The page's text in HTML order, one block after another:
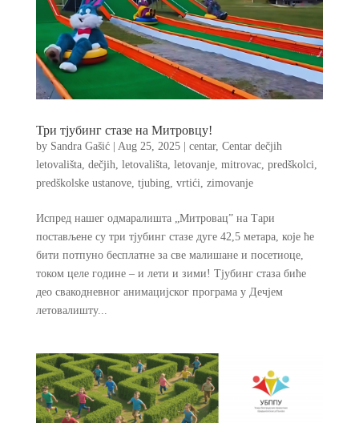
Три тјубинг стазе на Митровцу!
by Sandra Gašić| Aug 25, 2025| centar, Centar dečjih
letovališta, dečjih, letovališta, letovanje, mitrovac, predškolci,
predškolske ustanove, tjubing, vrtići, zimovanje
Испред нашег одмаралишта „Митровац” на Тари
постављене су три тјубинг стазе дуге 42,5 метара, које ће
бити потпуно бесплатне за све малишане и посетиоце,
током целе године – и лети и зими! Тјубинг стаза биће
део свакодневног анимацијског програма у Дечјем
летовалишту...